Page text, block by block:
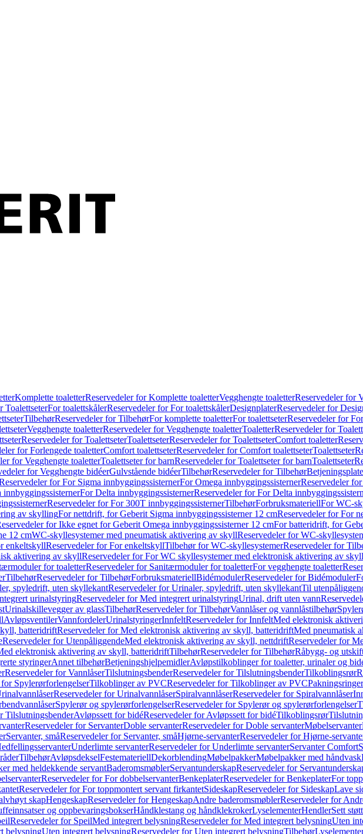
Komplette toaletterReservedeler for Komplette toaletterVegghengte toaletterReservedeler for
ToalettseterFor toalettskålerReservedeler for For toalettskålerDesignplaterReservedeler for
TilbehørReservedeler for TilbehørFor komplette toaletterFor toalettseterReservedeler for
Vegghengte toaletterReservedeler for Vegghengte toaletterToaletterReservedeler for
Reservedeler for ToalettseterToalettseterReservedeler for ToalettseterComfort toaletter
for Forlengede toaletterComfort toalettseterReservedeler for Comfort toalettseterToalettseter
for Vegghengte toaletterToalettseter for barnReservedeler for Toalettseter for barnToalettseter
for Vegghengte bidéerGulvstående bidéerTilbehørReservedeler for Tilbehør
for For Sigma innbyggingssisternerFor Omega innbyggingssisternerReservedeler
For Delta innbyggingssisternerReservedeler for For Delta
Reservedeler for For 300T innbyggingssisternerTilbehørForbruksmateriellFor WC-
av skyllingFor nettdrift, for Geberit Sigma innbyggingssisterner 12 cmReservedeler for For
for Ikke egnet for Geberit Omega innbyggingssisterner 12 cmFor batteridrift, for
12 cmWC-skyllesystemer med pneumatisk aktivering av skyllReservedeler for WC-
enkeltskyllReservedeler for For enkeltskyllTilbehør for WC-skyllesystemerReservedeler for
aktivering av skyllReservedeler for For WC skyllesystemer med elektronisk aktivering av skyll
for toaletterReservedeler for Sanitærmoduler for toaletterFor vegghengte toaletter
TilbehørReservedeler for TilbehørForbruksmateriellBidémodulerReservedeler for Bidémoduler
spyledrift, uten skyllekantReservedeler for Urinaler, spyledrift, uten skyllekantTil
urinalstyringReservedeler for Med integrert urinalstyringUrinal, drift uten vann
Urinalskillevegger av glassTilbehørReservedeler for TilbehørVannlåser og vannlåstilbehør
AvløpsventilerVannfordelerUrinalstyringerInnfeltReservedeler for InnfeltMed elektronisk
batteridriftReservedeler for Med elektronisk aktivering av skyll, batteridriftMed pneumatisk
Reservedeler for UtenpåliggendeMed elektronisk aktivering av skyll, nettdriftReservedeler for
elektronisk aktivering av skyll, batteridriftTilbehørReservedeler for TilbehørRåbygg- og
styringerAnnet tilbehørBetjeningshjelpemidlerAvløpstilkoblinger for toaletter, urinaler og
Reservedeler for VannlåserTilslutningsbenderReservedeler for TilslutningsbenderTilkoblingsrør
SpylerørforlengelserTilkoblinger av PVCReservedeler for Tilkoblinger av PVC
Reservedeler for UrinalvannlåserSpiralvannlåserReservedeler for Spiralvannlåser
Spylerør og spylerørforlengelserReservedeler for Spylerør og spylerørforlengelser
TilslutningsbenderAvløpssett for bidéReservedeler for Avløpssett for bidéTilkoblingsrør
Reservedeler for ServanterDoble servanterReservedeler for Doble servanterMøbelservanter
Servanter, småReservedeler for Servanter, småHjørne-servanterReservedeler for Hjørne-
Underlimte servanterReservedeler for Underlimte servanterServanter Comfort
TilbehørAvløpsdekselFestemateriellDekorblendingMøbelpakkerMøbelpakker med håndvask
med heldekkende servantBaderomsmøblerServantunderskapReservedeler for
Reservedeler for For dobbelservanterBenkeplaterReservedeler for BenkeplaterFor
Reservedeler for For toppmontert servant firkantetSideskapReservedeler for SideskapLave
skapHengeskapReservedeler for HengeskapAndre baderomsmøblerReservedeler for
og oppbevaringsbokserHåndklestang og håndklekrokerLyselementerHendlerSett
Reservedeler for SpeilMed integrert belysningReservedeler for Med integrert belysningUten
belysningUten integrert belysningReservedeler for Uten integrert belysningTilbehør